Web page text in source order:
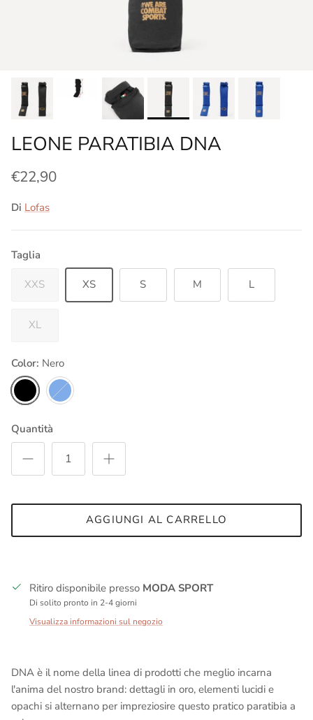
LEONE PARATIBIA DNA
€22,90
Di Lofas
Taglia
XXS XS S M L
XL
Color: Nero
Nero
Blu
Quantità
AGGIUNGI AL CARRELLO
Ritiro disponibile presso MODA SPORT
Di solito pronto in 2-4 giorni
Visualizza informazioni sul negozio
DNA è il nome della linea di prodotti che meglio incarna
l'anima del nostro brand: dettagli in oro, elementi lucidi e
opachi si alternano per impreziosire questo pratico paratibia a